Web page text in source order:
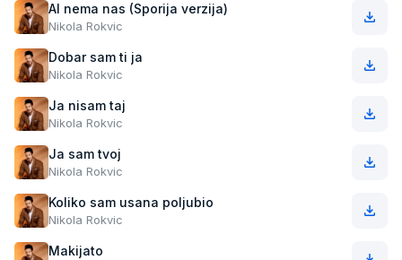
Al nema nas (Sporija verzija)
Nikola Rokvic
Dobar sam ti ja
Nikola Rokvic
Ja nisam taj
Nikola Rokvic
Ja sam tvoj
Nikola Rokvic
Koliko sam usana poljubio
Nikola Rokvic
Makijato